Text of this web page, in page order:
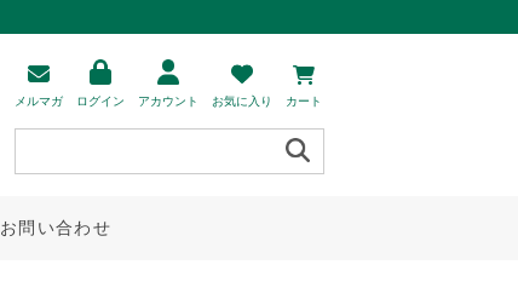
メルマガ ログイン アカウント お気に入り カート
お問い合わせ